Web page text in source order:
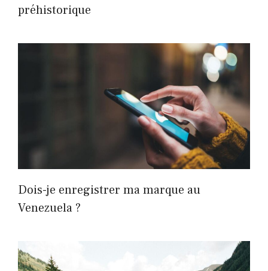
préhistorique
Dois-je enregistrer ma marque au
Venezuela ?